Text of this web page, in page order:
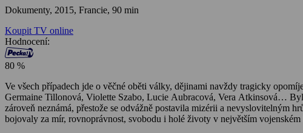
Dokumenty, 2015, Francie, 90 min
Koupit TV online
Hodnocení:
80 %
Ve všech případech jde o věčné oběti války, dějinami navždy tragicky
Germaine Tillonová, Violette Szabo, Lucie Aubracová, Vera Atkinsová…
zároveň neznámá, přestože se odvážně postavila mizérii a nevyslovitelným
bojovaly za mír, rovnoprávnost, svobodu i holé životy v největším